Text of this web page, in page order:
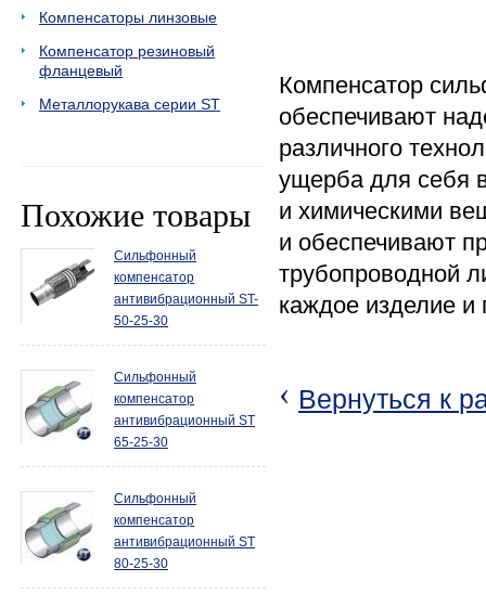
Компенсаторы линзовые
Компенсатор резиновый
фланцевый
Металлорукава серии ST
Похожие товары
Сильфонный
компенсатор
антивибрационный ST-
50-25-30
Сильфонный
компенсатор
антивибрационный ST
65-25-30
Сильфонный
компенсатор
антивибрационный ST
80-25-30
Компенсатор
обеспечивают
различного
ущерба для себя
и химическими
и обеспечивают
трубопроводной
каждое изделие
‹ Вернуться к